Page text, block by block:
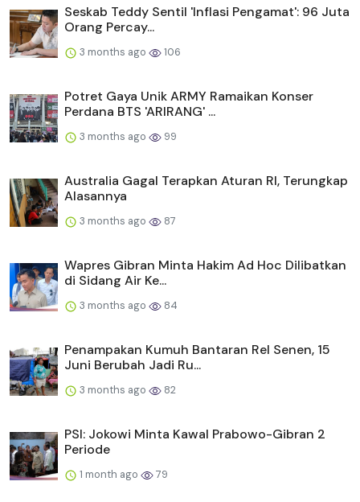
Seskab Teddy Sentil 'Inflasi Pengamat': 96 Juta
Orang Percay...
3 months ago 106
Potret Gaya Unik ARMY Ramaikan Konser
Perdana BTS 'ARIRANG' ...
3 months ago 99
Australia Gagal Terapkan Aturan RI, Terungkap
Alasannya
3 months ago 87
Wapres Gibran Minta Hakim Ad Hoc Dilibatkan
di Sidang Air Ke...
3 months ago 84
Penampakan Kumuh Bantaran Rel Senen, 15
Juni Berubah Jadi Ru...
3 months ago 82
PSI: Jokowi Minta Kawal Prabowo-Gibran 2
Periode
1 month ago 79